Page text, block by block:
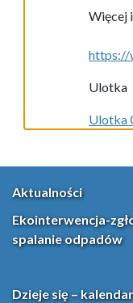
Więcej
https://
Ulotka
Ulotka
Aktualności
Ekointerwencja-
spalanie odpadów
Dzieje się –